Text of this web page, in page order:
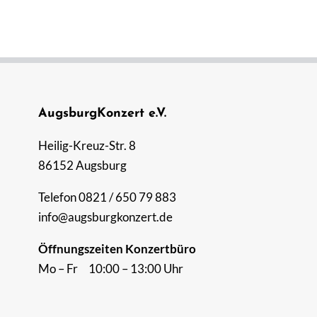
AugsburgKonzert e.V.
Heilig-Kreuz-Str. 8
86152 Augsburg
Telefon 0821 / 650 79 883
info@augsburgkonzert.de
Öffnungszeiten Konzertbüro
Mo – Fr 10:00 – 13:00 Uhr